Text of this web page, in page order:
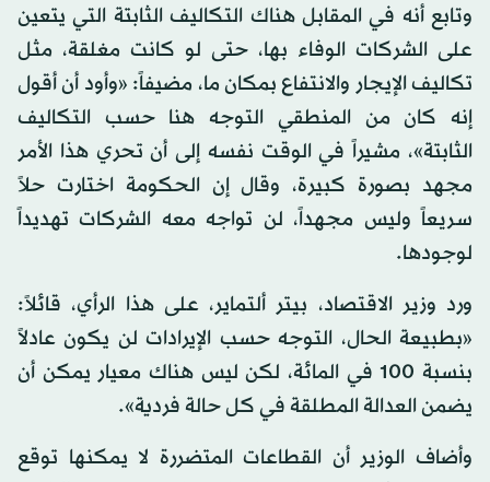
وتابع أنه في المقابل هناك التكاليف الثابتة التي يتعين
على الشركات الوفاء بها، حتى لو كانت مغلقة، مثل
تكاليف الإيجار والانتفاع بمكان ما، مضيفاً: «وأود أن أقول
إنه كان من المنطقي التوجه هنا حسب التكاليف
الثابتة»، مشيراً في الوقت نفسه إلى أن تحري هذا الأمر
مجهد بصورة كبيرة، وقال إن الحكومة اختارت حلاً
سريعاً وليس مجهداً، لن تواجه معه الشركات تهديداً
لوجودها.
ورد وزير الاقتصاد، بيتر ألتماير، على هذا الرأي، قائلاً:
«بطبيعة الحال، التوجه حسب الإيرادات لن يكون عادلاً
بنسبة 100 في المائة، لكن ليس هناك معيار يمكن أن
يضمن العدالة المطلقة في كل حالة فردية».
وأضاف الوزير أن القطاعات المتضررة لا يمكنها توقع